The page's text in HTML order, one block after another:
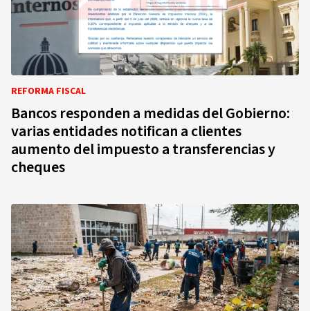
REFORMA FISCAL
Bancos responden a medidas del Gobierno:
varias entidades notifican a clientes
aumento del impuesto a transferencias y
cheques